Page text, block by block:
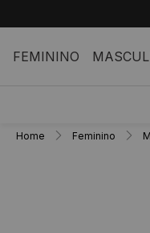
FEMININO
Home Feminino